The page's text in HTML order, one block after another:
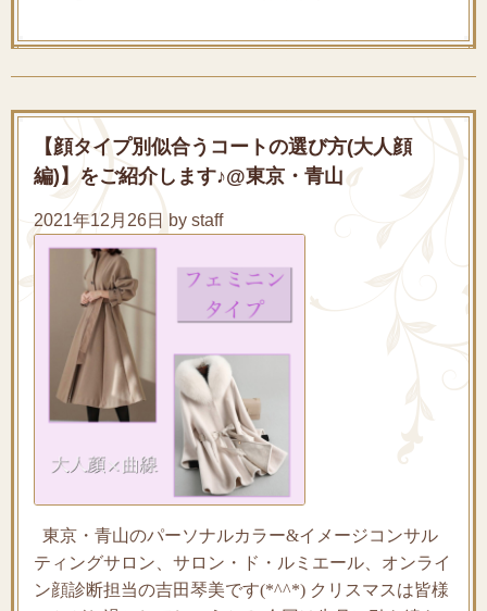
【顔タイプ別似合うコートの選び方(大人顔
編)】をご紹介します♪@東京・青山
2021年12月26日 by staff
東京・青山のパーソナルカラー&イメージコンサル
ティングサロン、サロン・ド・ルミエール、オンライ
ン顔診断担当の吉田琴美です(*^^*) クリスマスは皆様